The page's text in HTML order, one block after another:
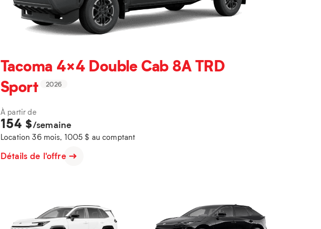
Tacoma 4×4 Double Cab 8A TRD
Sport
2026
À partir de
154 $/semaine
Location 36 mois, 1005 $ au comptant
Détails de l'offre